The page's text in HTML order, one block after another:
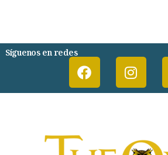
Síguenos en redes